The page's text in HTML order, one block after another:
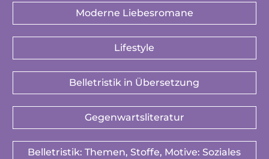
Moderne Liebesromane
Lifestyle
Belletristik in Übersetzung
Gegenwartsliteratur
Belletristik: Themen, Stoffe, Motive: Soziales